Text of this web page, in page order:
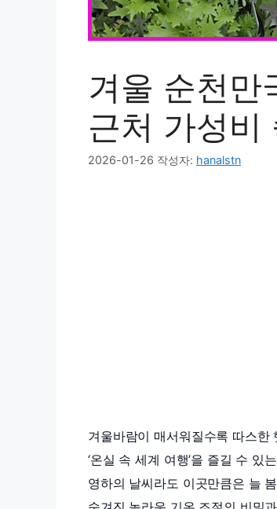
겨울 순천만
근처 가성비
2026-01-26 작성자: hanalstn
겨울바람이 매서워질수록 따스
‘온실 속 세계 여행’을 즐길 수 있
영하의 날씨라도 이곳만큼은 늘